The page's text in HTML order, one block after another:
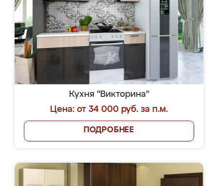
Кухня "Викторина"
Цена: от 34 000 руб. за п.м.
ПОДРОБНЕЕ